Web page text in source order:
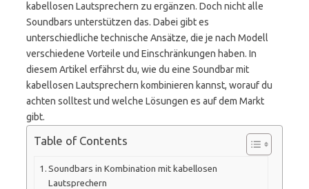
kabellosen Lautsprechern zu ergänzen. Doch nicht alle
Soundbars unterstützen das. Dabei gibt es
unterschiedliche technische Ansätze, die je nach Modell
verschiedene Vorteile und Einschränkungen haben. In
diesem Artikel erfährst du, wie du eine Soundbar mit
kabellosen Lautsprechern kombinieren kannst, worauf du
achten solltest und welche Lösungen es auf dem Markt
gibt.
Table of Contents
Soundbars in Kombination mit kabellosen
Lautsprechern